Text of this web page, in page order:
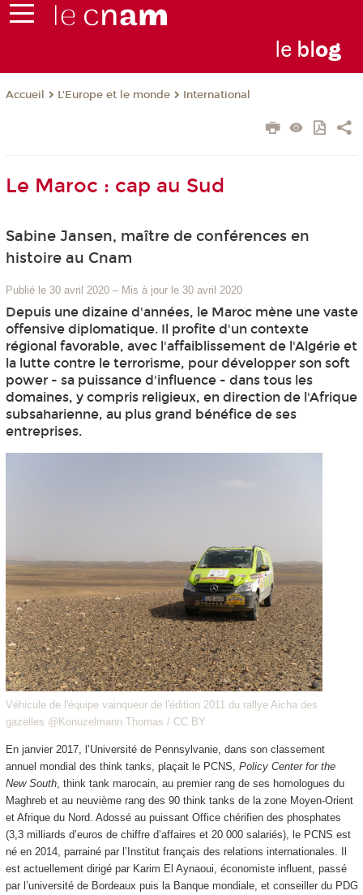
le blog
Accueil L'Europe et le monde International
Le Maroc : cap au Sud
Sabine Jansen, maître de conférences en
histoire au Cnam
Publié le 30 avril 2020 – Mis à jour le 30 avril 2020
Depuis une dizaine d'années, le Maroc mène une vaste
offensive diplomatique. Il profite d'un contexte
régional favorable, avec l'affaiblissement de l'Algérie et
la lutte contre le terrorisme, pour développer son soft
power - sa puissance d'influence - dans tous les
domaines, y compris religieux, en direction de l'Afrique
subsaharienne, au plus grand bénéfice de ses
entreprises.
Véhicule de l'équipe vainqueur de l'édition 2011 du rallye Aicha des
gazelles @Konuzelmann Thomas / CC BY
En janvier 2017, l’Université de Pennsylvanie, dans son classement
annuel mondial des think tanks, plaçait le PCNS, Policy Center for the
New South, think tank marocain, au premier rang de ses homologues du
Maghreb et au neuvième rang des 90 think tanks de la zone Moyen-Orient
et Afrique du Nord. Adossé au puissant Office chérifien des phosphates
(3,3 milliards d’euros de chiffre d’affaires et 20 000 salariés), le PCNS est
né en 2014, parrainé par l’Institut français des relations internationales. Il
est actuellement dirigé par Karim El Aynaoui, économiste influent, passé
par l’université de Bordeaux puis la Banque mondiale, et conseiller du PDG